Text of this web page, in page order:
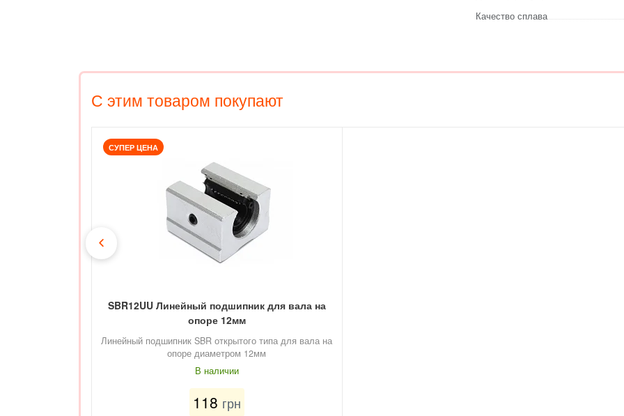
Качество сплава
С этим товаром покупают
СУПЕР ЦЕНА
SBR12UU Линейный подшипник для вала на
опоре 12мм
Линейный подшипник SBR открытого типа для вала на
опоре диаметром 12мм
В наличии
118 грн